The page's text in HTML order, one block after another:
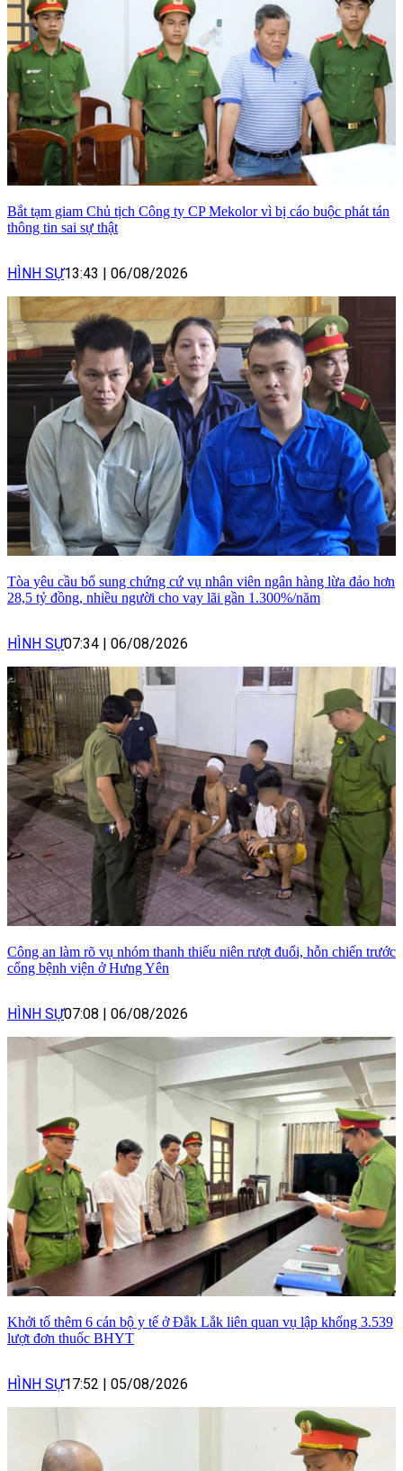
Bắt tạm giam Chủ tịch Công ty CP Mekolor vì bị cáo buộc phát tán
thông tin sai sự thật
HÌNH SỰ13:43 06/08/2026
Tòa yêu cầu bổ sung chứng cứ vụ nhân viên ngân hàng lừa đảo hơn
28,5 tỷ đồng, nhiều người cho vay lãi gần 1.300%/năm
HÌNH SỰ07:34 06/08/2026
Công an làm rõ vụ nhóm thanh thiếu niên rượt đuổi, hỗn chiến trước
cổng bệnh viện ở Hưng Yên
HÌNH SỰ07:08 06/08/2026
Khởi tố thêm 6 cán bộ y tế ở Đắk Lắk liên quan vụ lập khống 3.539
lượt đơn thuốc BHYT
HÌNH SỰ17:52 05/08/2026